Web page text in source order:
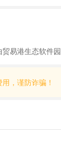
易港生态软件园
，谨防诈骗！